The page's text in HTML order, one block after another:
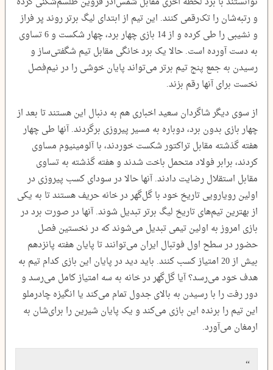
و رتبه‌شان را تک‌رقمی کنند. این تیم از ابتدای لیگ برتر روند پر فراز
و نشیبی را طی کرده و از 14 بازی چهار برد، چهار شکست و 6 تساوی
به دست آورده است. حالا یک برد خانگی مقابل تیم شگفتی‌ساز و
رسیدن به جمع پنج تیم برتر می‌تواند پایان خوشی را در نیم‌فصل
نخست برای آنها رقم بزند.
از سوی دیگر شاگردان سعید اخباری هم به دنبال این هستند تا بعد از
چهار بازی بدون برد، دوباره به مسیر پیروزی برگردند. آنها طی چهار
هفته گذشته مقابل تراکتور شکست خوردند، با آلومینیوم مساوی
کردند، برابر فولاد متحمل باخت شدند و هفته گذشته به تساوی
مقابل استقلال رضایت دادند. آنها حالا در سودای کسب پیروزی در
اولین رویارویی تاریخ خود با گل‌گهر در خانه حریف هستند تا به یکی
از بهترین تیم‌های تاریخ لیگ برتر تبدیل شوند. آنها در صورت برد در
بازی امروز به اولین تیمی تبدیل می‌شوند که در نخستین فصل
حضور در سطح اول فوتبال ایران می‌توانند تا پایان هفته پانزدهم
بیش از 20 امتیاز کسب کنند. باید دید در پایان این بازی کدام تیم به
هدف خود می‌رسد؟ آیا گل‌گهر در خانه به سه امتیاز کامل می‌رسد و
دور رفت را با رسیدن به بالای جدول تمام می‌کند یا انگیزه چادرملو
این تیم را برنده این بازی می‌کند و یک پایان شیرین را برای‌شان به
ارمغان می‌آورد.